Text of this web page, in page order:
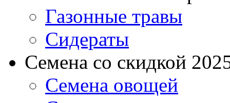
Газонные травы
Сидераты
Семена со скидкой
Семена овощей